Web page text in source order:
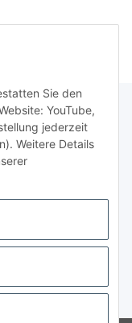
Sie den
YouTube,
jederzeit
Weitere Details